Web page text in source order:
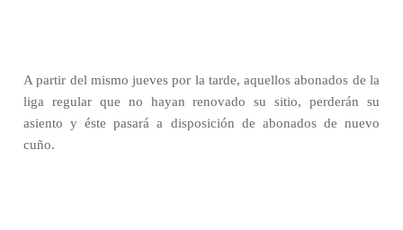
A partir del mismo jueves por la tarde, aquellos abonados de la
liga regular que no hayan renovado su sitio, perderán su
asiento y éste pasará a disposición de abonados de nuevo
cuño.